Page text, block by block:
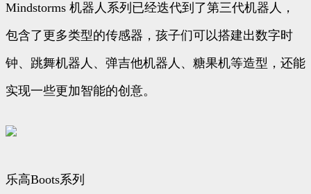
Mindstorms 机器人系列已经迭代到了第三代机器人，
包含了更多类型的传感器，孩子们可以搭建出数字时
钟、跳舞机器人、弹吉他机器人、糖果机等造型，还能
实现一些更加智能的创意。
乐高Boots系列